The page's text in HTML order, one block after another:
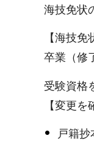
海技免状
【海技免
卒業（修
受験資格
【変更を
戸籍抄